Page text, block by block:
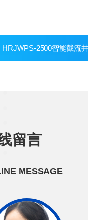
HRJWPS-2500智能截流井一
留言
MESSAGE